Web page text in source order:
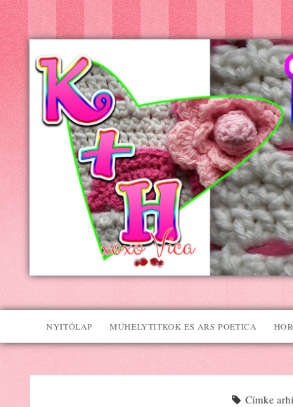
Kreatív+Hobby
Alkotóműhely
NYITÓLAP MŰHELYTITKOK ÉS ARS POETICA
Címke